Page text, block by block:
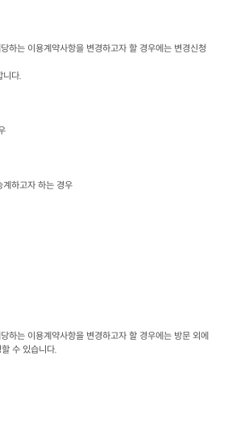
하는 이용계약사항을 변경하고자 할 경우에는 변경신청
니다.
하고자 하는 경우
하는 이용계약사항을 변경하고자 할 경우에는 방문 외에
수 있습니다.